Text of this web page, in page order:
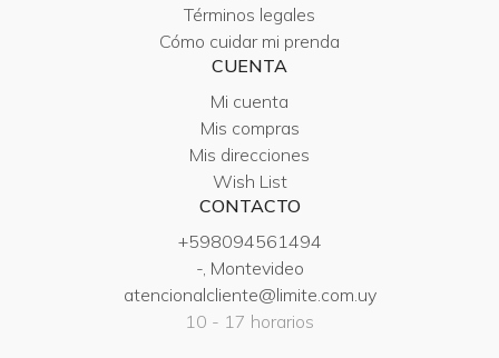
Términos legales
Cómo cuidar mi prenda
CUENTA
Mi cuenta
Mis compras
Mis direcciones
Wish List
CONTACTO
+598094561494
-, Montevideo
atencionalcliente@limite.com.uy
10 - 17 horarios